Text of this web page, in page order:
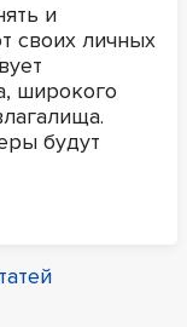
и
своих личных
широкого
будут